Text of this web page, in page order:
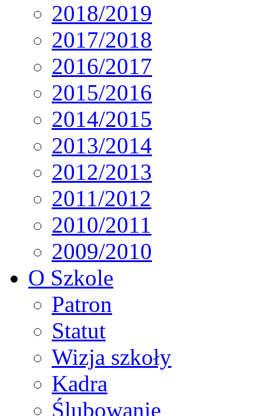
2018/2019
2017/2018
2016/2017
2015/2016
2014/2015
2013/2014
2012/2013
2011/2012
2010/2011
2009/2010
O Szkole
Patron
Statut
Wizja szkoły
Kadra
Ślubowanie